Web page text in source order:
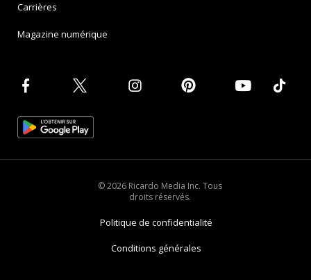
Carrières
Magazine numérique
© 2026 Ricardo Media Inc. Tous
droits réservés.
Politique de confidentialité
Conditions générales